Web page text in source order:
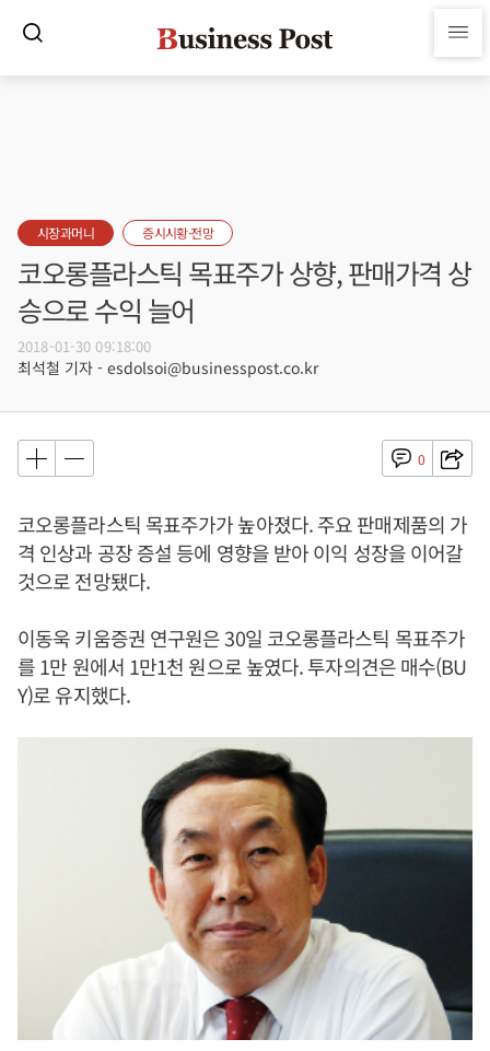
시장과머니 증시시황·전망
코오롱플라스틱 목표주가 상향, 판매가격 상
승으로 수익 늘어
2018-01-30 09:18:00
최석철 기자 - esdolsoi@businesspost.co.kr
0
코오롱플라스틱 목표주가가 높아졌다. 주요 판매제품의 가
격 인상과 공장 증설 등에 영향을 받아 이익 성장을 이어갈
것으로 전망됐다.
이동욱 키움증권 연구원은 30일 코오롱플라스틱 목표주가
를 1만 원에서 1만1천 원으로 높였다. 투자의견은 매수(BU
Y)로 유지했다.